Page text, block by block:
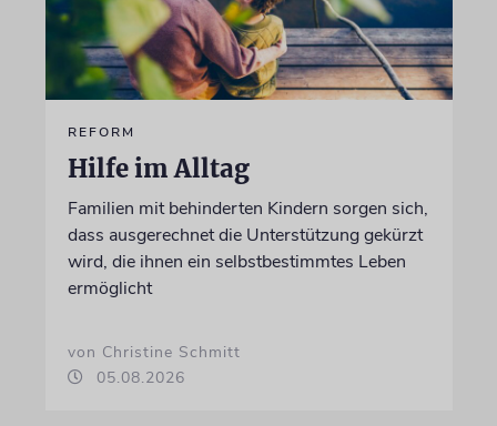
REFORM
Hilfe im Alltag
Familien mit behinderten Kindern sorgen sich,
dass ausgerechnet die Unterstützung gekürzt
wird, die ihnen ein selbstbestimmtes Leben
ermöglicht
von Christine Schmitt
05.08.2026